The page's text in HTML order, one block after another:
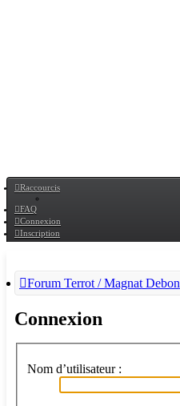
Raccourcis
FAQ
Connexion
Inscription
Forum Terrot / Magnat Debon
Connexion
Nom d’utilisateur :